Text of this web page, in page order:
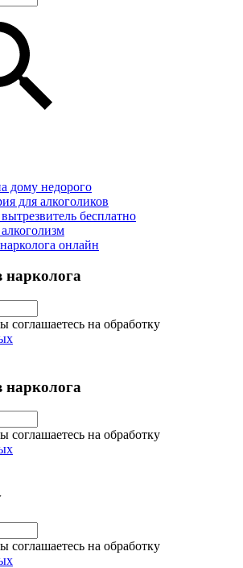
дому недорого
для алкоголиков
бесплатно
онлайн
соглашаетесь на обработку
соглашаетесь на обработку
соглашаетесь на обработку